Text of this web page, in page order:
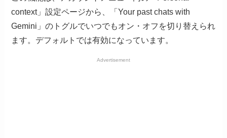
context」設定ページから、「Your past chats with
Gemini」のトグルでいつでもオン・オフを切り替えられ
ます。デフォルトでは有効になっています。
Advertisement